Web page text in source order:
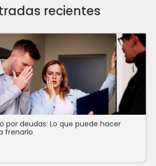
recientes
por deudas: Lo que puede hacer
frenarlo